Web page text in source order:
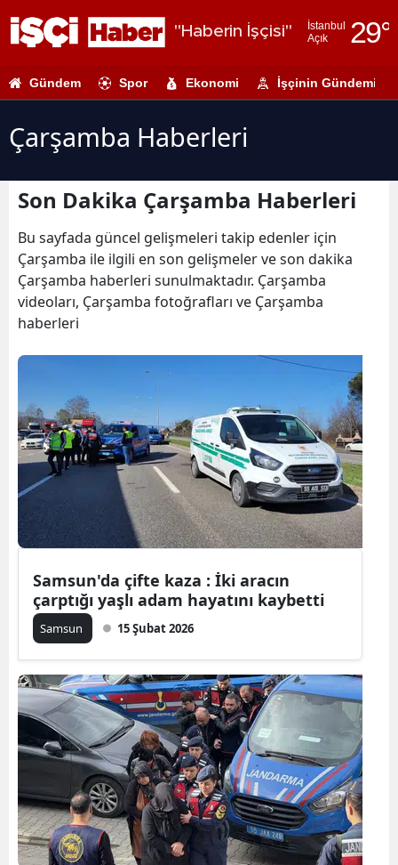
"Haberin İşçisi"
İstanbul
Açık
29°
Adıyaman
Amasya
Ankara
Balıkesir
Bilecik
Bingöl
Bitlis
Bolu
Çankırı
Çorum
Denizli
Diyarbakır
Edirne
Elazığ
Gündem Spor Ekonomi İşçinin Gündemi
Çarşamba Haberleri
Son Dakika Çarşamba Haberleri
Bu sayfada güncel gelişmeleri takip edenler için
Çarşamba ile ilgili en son gelişmeler ve son dakika
Çarşamba haberleri sunulmaktadır. Çarşamba
videoları, Çarşamba fotoğrafları ve Çarşamba
haberleri
Samsun'da çifte kaza : İki aracın
çarptığı yaşlı adam hayatını kaybetti
Samsun 15 Şubat 2026